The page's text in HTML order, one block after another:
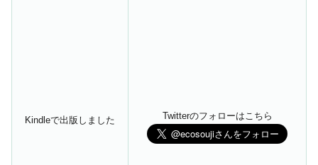
Kindleで出版しました Twitterのフォローはこちら